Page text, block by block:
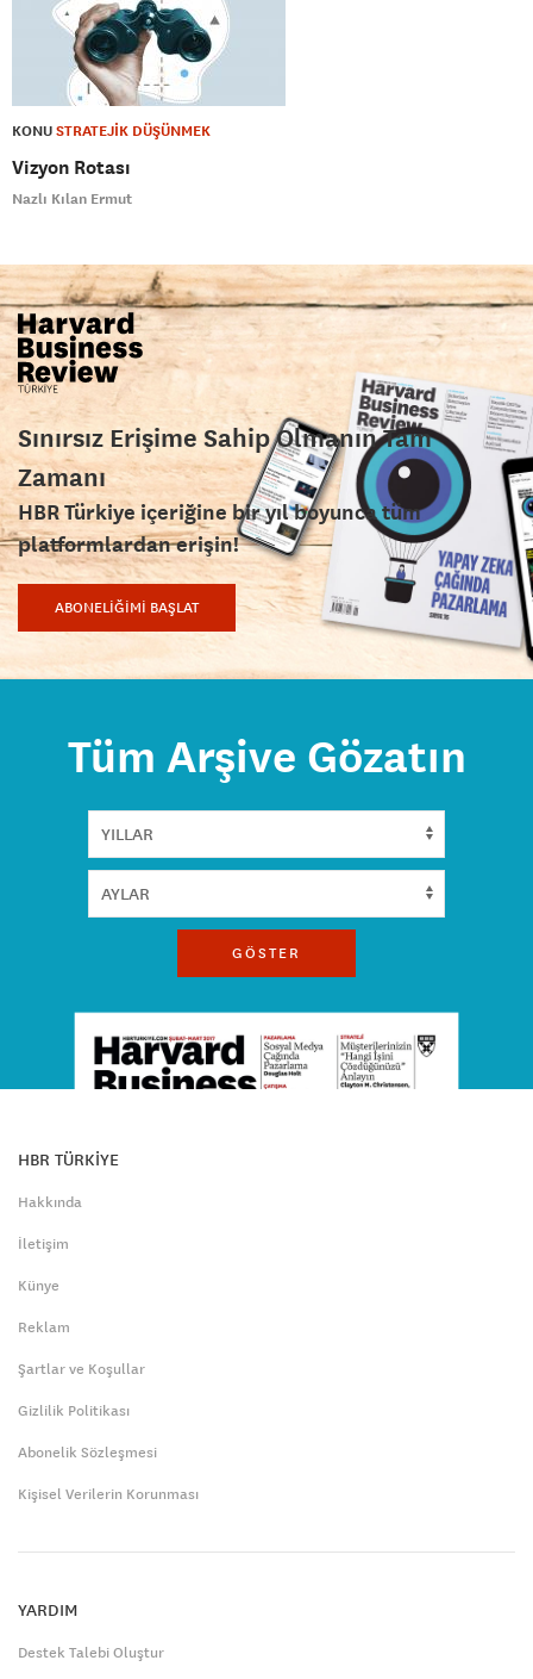
KONUSTRATEJİK DÜŞÜNMEK
Vizyon Rotası
Nazlı Kılan Ermut
Sınırsız Erişime Sahip Olmanın Tam
Zamanı
HBR Türkiye içeriğine bir yıl boyunca tüm
platformlardan erişin!
ABONELİĞİMİ BAŞLAT
Tüm Arşive Gözatın
GÖSTER
HBR TÜRKİYE
Hakkında
İletişim
Künye
Reklam
Şartlar ve Koşullar
Gizlilik Politikası
Abonelik Sözleşmesi
Kişisel Verilerin Korunması
YARDIM
Destek Talebi Oluştur